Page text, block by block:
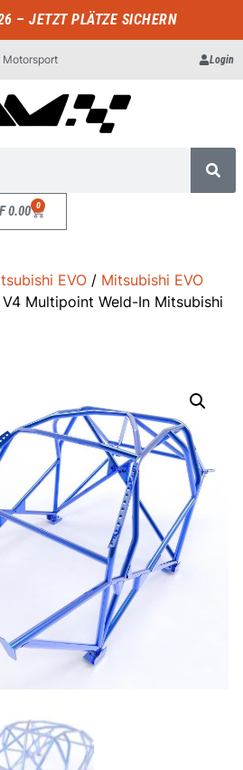
– JETZT PLÄTZE SICHERN
Motorsport Login
0.00 0
EVO / Mitsubishi EVO
Multipoint Weld-In Mitsubishi